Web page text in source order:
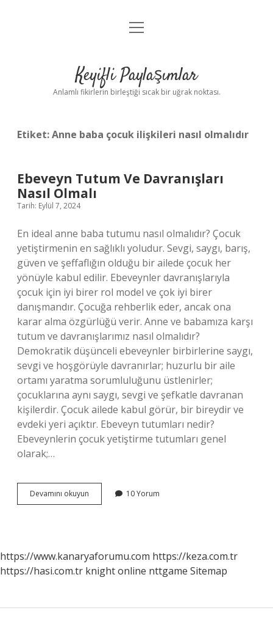
Anasayfa
Yasal Uyarı
menüyü
Keyifli Paylaşımlar
Anlamlı fikirlerin birleştiği sıcak bir uğrak noktası.
Etiket:Anne baba çocuk ilişkileri nasıl olmalıdır
Ebeveyn Tutum Ve Davranışları
Nasıl Olmalı
Tarih: Eylül 7, 2024
En ideal anne baba tutumu nasıl olmalıdır? Çocuk
yetiştirmenin en sağlıklı yoludur. Sevgi, saygı, barış,
güven ve şeffaflığın olduğu bir ailede çocuk her
yönüyle kabul edilir. Ebeveynler davranışlarıyla
çocuk için iyi birer rol model ve çok iyi birer
danışmandır. Çocuğa rehberlik eder, ancak ona
karar alma özgürlüğü verir. Anne ve babamıza karşı
tutum ve davranışlarımız nasıl olmalıdır?
Demokratik düşünceli ebeveynler birbirlerine saygı,
sevgi ve hoşgörüyle davranırlar; huzurlu bir aile
ortamı yaratma sorumluluğunu üstlenirler;
çocuklarına aynı saygı, sevgi ve şefkatle davranan
kişilerdir. Çocuk ailede kabul görür, bir bireydir ve
evdeki yeri açıktır. Ebeveyn tutumları nedir?
Ebeveynlerin çocuk yetiştirme tutumları genel
olarak;…
Devamını okuyun Ebeveyn
Tutum
10 Yorum
https://www.kanaryaforumu.com https://keza.com.tr
https://hasi.com.tr knight online nttgame Sitemap